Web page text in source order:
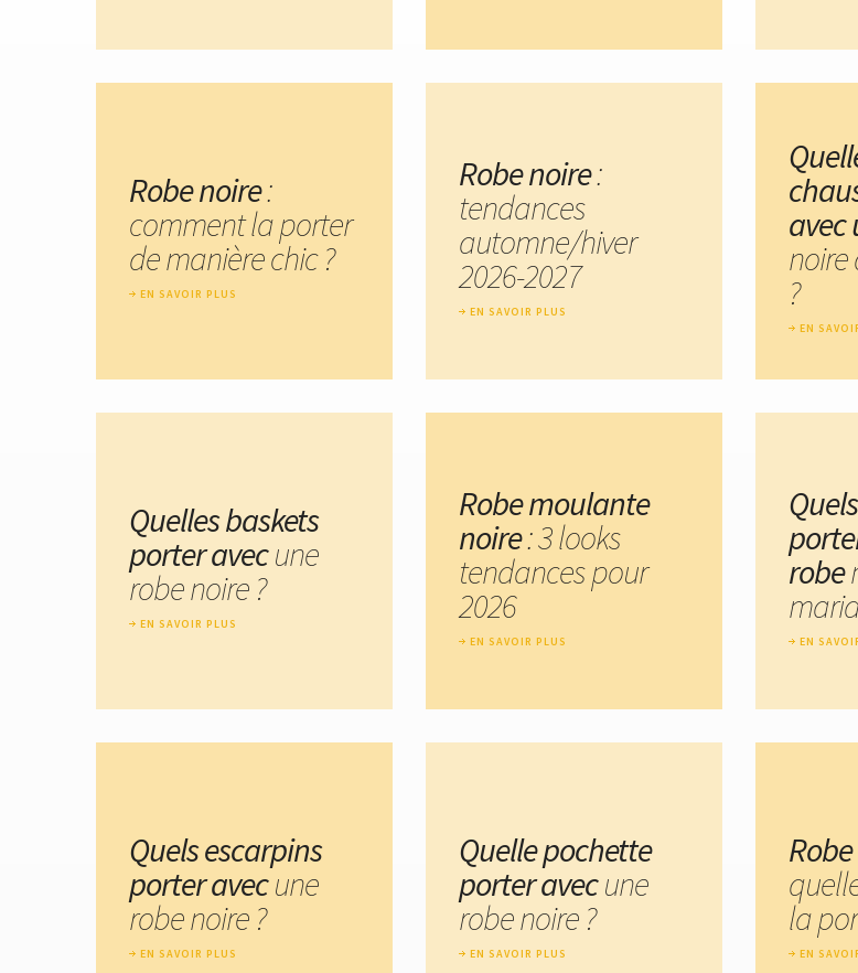
Robe noire:
comment la porter
de manière chic ?
EN SAVOIR PLUS
Robe noire:
tendances
automne/hiver
2026-2027
EN SAVOIR PLUS
avec
?
EN
Quelles baskets
porter avecune
robe noire ?
EN SAVOIR PLUS
Robe moulante
noire: 3 looks
tendances pour
2026
EN SAVOIR PLUS
robe
EN
Quels escarpins
porter avecune
robe noire ?
EN SAVOIR PLUS
Quelle pochette
porter avecune
robe noire ?
EN SAVOIR PLUS
la
EN